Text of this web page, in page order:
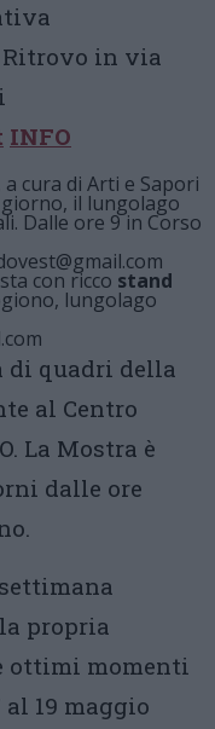
in via
INFO
a cura di Arti e Sapori
il lungolago
Dalle ore 9 in Corso
com
con ricco stand
lungolago
di quadri della
al Centro
La Mostra è
dalle ore
propria
ottimi momenti
19 maggio